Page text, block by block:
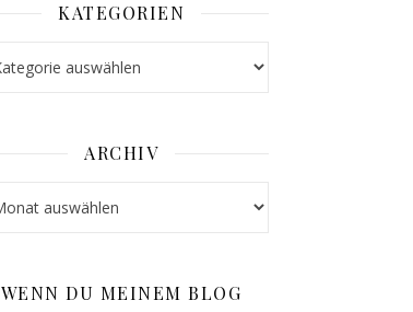
KATEGORIEN
ARCHIV
WENN DU MEINEM BLOG